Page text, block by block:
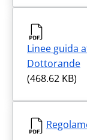
Linee guida
Dottorande
(468.62 KB)